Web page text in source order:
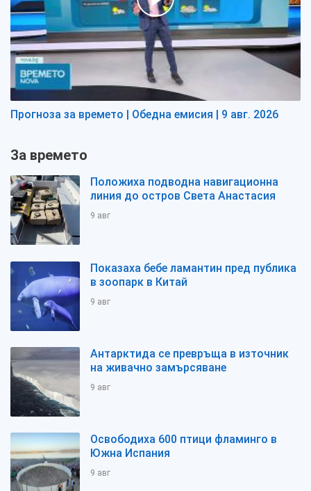
Прогноза за времето | Обедна емисия | 9 авг. 2026
За времето
Положиха подводна навигационна
линия до остров Света Анастасия
9 авг
Показаха бебе ламантин пред публика
в зоопарк в Китай
9 авг
Антарктида се превръща в източник
на живачно замърсяване
9 авг
Освободиха 600 птици фламинго в
Южна Испания
9 авг